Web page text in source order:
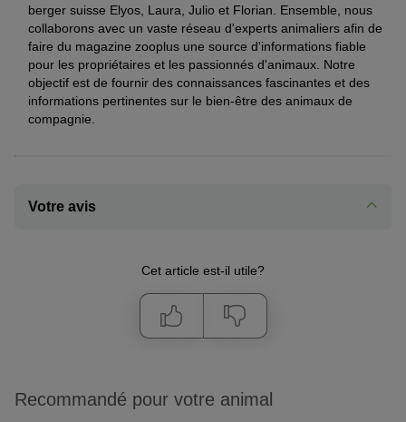
berger suisse Elyos, Laura, Julio et Florian. Ensemble, nous
collaborons avec un vaste réseau d'experts animaliers afin de
faire du magazine zooplus une source d'informations fiable
pour les propriétaires et les passionnés d'animaux. Notre
objectif est de fournir des connaissances fascinantes et des
informations pertinentes sur le bien-être des animaux de
compagnie.
Votre avis
Cet article est-il utile?
Recommandé pour votre animal